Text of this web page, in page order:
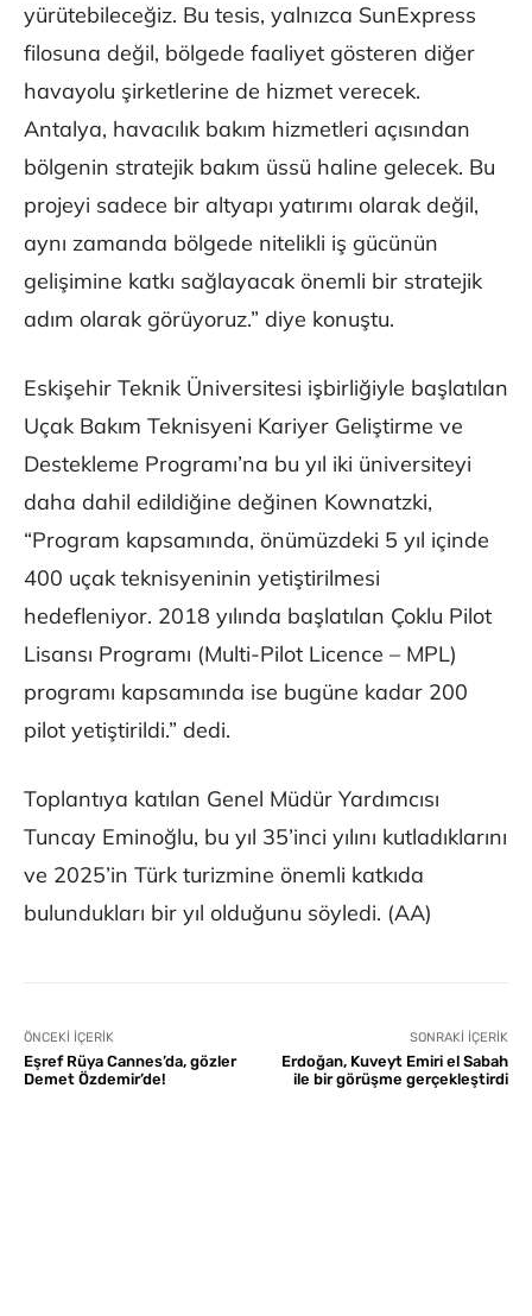
yürütebileceğiz. Bu tesis, yalnızca SunExpress
filosuna değil, bölgede faaliyet gösteren diğer
havayolu şirketlerine de hizmet verecek.
Antalya, havacılık bakım hizmetleri açısından
bölgenin stratejik bakım üssü haline gelecek. Bu
projeyi sadece bir altyapı yatırımı olarak değil,
aynı zamanda bölgede nitelikli iş gücünün
gelişimine katkı sağlayacak önemli bir stratejik
adım olarak görüyoruz.” diye konuştu.
Eskişehir Teknik Üniversitesi işbirliğiyle başlatılan
Uçak Bakım Teknisyeni Kariyer Geliştirme ve
Destekleme Programı’na bu yıl iki üniversiteyi
daha dahil edildiğine değinen Kownatzki,
“Program kapsamında, önümüzdeki 5 yıl içinde
400 uçak teknisyeninin yetiştirilmesi
hedefleniyor. 2018 yılında başlatılan Çoklu Pilot
Lisansı Programı (Multi-Pilot Licence – MPL)
programı kapsamında ise bugüne kadar 200
pilot yetiştirildi.” dedi.
Toplantıya katılan Genel Müdür Yardımcısı
Tuncay Eminoğlu, bu yıl 35’inci yılını kutladıklarını
ve 2025’in Türk turizmine önemli katkıda
bulundukları bir yıl olduğunu söyledi. (AA)
ÖNCEKI İÇERIK
Eşref Rüya Cannes’da, gözler
Demet Özdemir’de!
SONRAKI İÇERIK
Erdoğan, Kuveyt Emiri el Sabah
ile bir görüşme gerçekleştirdi